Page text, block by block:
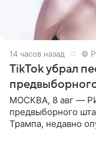
14 часов назад ©
TikTok убрал
МОСКВА, 8 авг —
предвыборного
Трампа, недавно